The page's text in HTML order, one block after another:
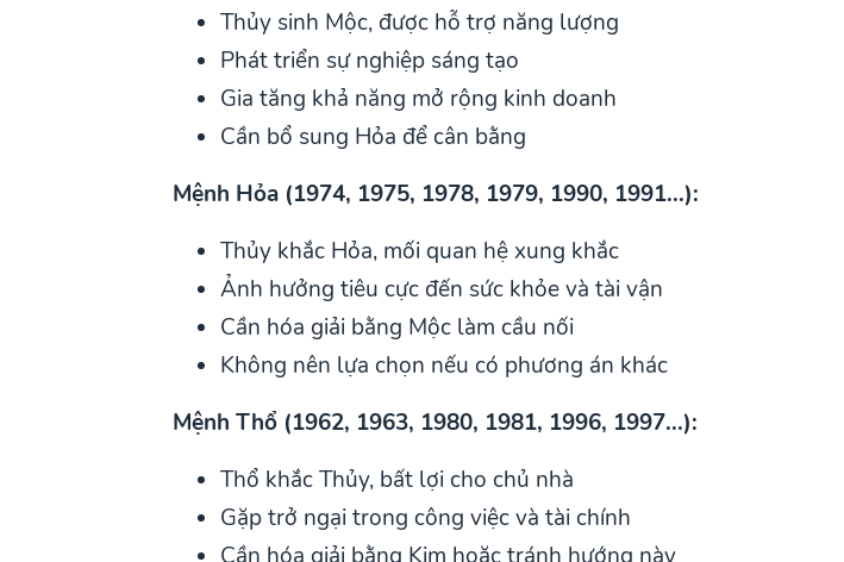
Thủy sinh Mộc, được hỗ trợ năng lượng
Phát triển sự nghiệp sáng tạo
Gia tăng khả năng mở rộng kinh doanh
Cần bổ sung Hỏa để cân bằng
Mệnh Hỏa (1974, 1975, 1978, 1979, 1990, 1991...):
Thủy khắc Hỏa, mối quan hệ xung khắc
Ảnh hưởng tiêu cực đến sức khỏe và tài vận
Cần hóa giải bằng Mộc làm cầu nối
Không nên lựa chọn nếu có phương án khác
Mệnh Thổ (1962, 1963, 1980, 1981, 1996, 1997...):
Thổ khắc Thủy, bất lợi cho chủ nhà
Gặp trở ngại trong công việc và tài chính
Cần hóa giải bằng Kim hoặc tránh hướng này